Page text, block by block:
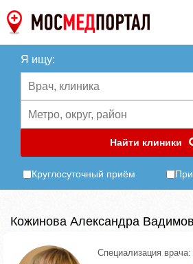
Я ищу:
Найти клиники
Круглосуточный приём
Кожинова Александра
Специализация врача: